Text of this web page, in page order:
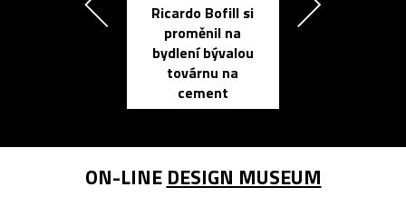
Ricardo Bofill si
proměnil na
bydlení bývalou
továrnu na
cement
ON-LINE DESIGN MUSEUM